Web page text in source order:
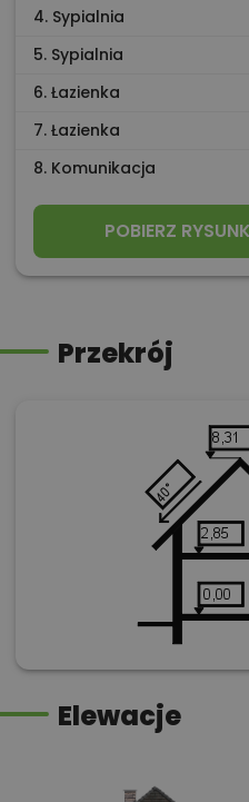
4. Sypialnia
5. Sypialnia
6. Łazienka
7. Łazienka
8. Komunikacja
POBIERZ
Przekrój
Elewacje